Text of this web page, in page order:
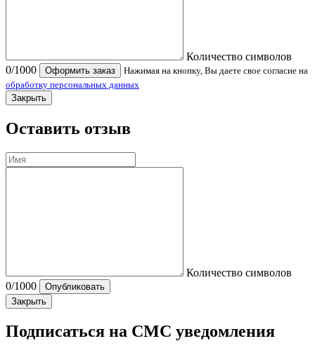
Количество символов
0/1000 Оформить заказ
Нажимая на кнопку, Вы даете свое согласие на
обработку персональных данных
Закрыть
Оставить отзыв
Количество символов
0/1000
Опубликовать
Закрыть
Подписаться на СМС уведомления